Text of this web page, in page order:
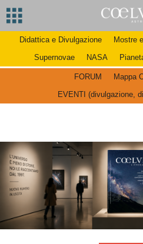
Didattica e Divulgazione Mostre
Supernovae
NASA
FORUM
Mappa
EVENTI (divulgazione,